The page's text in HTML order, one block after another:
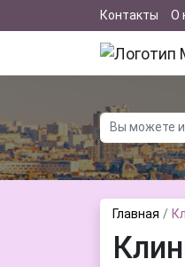
Контакты О
Главная